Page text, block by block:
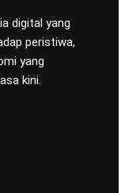
digital yang
peristiwa,
yang
kini.